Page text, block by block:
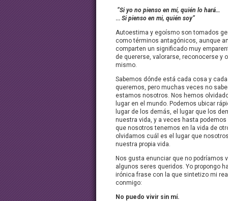
“Si yo no pienso en mí, quién lo hará…
… Si pienso en mi, quién soy”
Autoestima y egoísmo son tomados
como términos antagónicos, aunque
comparten un significado muy
de quererse, valorarse, reconocerse y
mismo.
Sabemos dónde está cada cosa y
queremos, pero muchas veces no
estamos nosotros. Nos hemos
lugar en el mundo. Podemos ubicar
lugar de los demás, el lugar que los
nuestra vida, y a veces hasta podemos
que nosotros tenemos en la vida de
olvidamos cuál es el lugar que
nuestra propia vida.
Nos gusta enunciar que no podríamos
algunos seres queridos. Yo propongo
irónica frase con la que sintetizo mi
conmigo:
No puedo vivir sin mí.